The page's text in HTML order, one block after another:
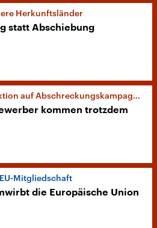
Herkunftsländer
statt Abschiebung
auf Abschreckungskampagne
kommen trotzdem
Mitgliedschaft
die Europäische Union